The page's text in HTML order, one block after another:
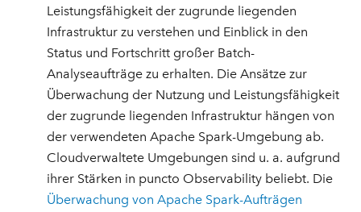
Leistungsfähigkeit der zugrunde liegenden
Infrastruktur zu verstehen und Einblick in den
Status und Fortschritt großer Batch-
Analyseaufträge zu erhalten. Die Ansätze zur
Überwachung der Nutzung und Leistungsfähigkeit
der zugrunde liegenden Infrastruktur hängen von
der verwendeten Apache Spark-Umgebung ab.
Cloudverwaltete Umgebungen sind u. a. aufgrund
ihrer Stärken in puncto Observability beliebt. Die
Überwachung von Apache Spark-Aufträgen